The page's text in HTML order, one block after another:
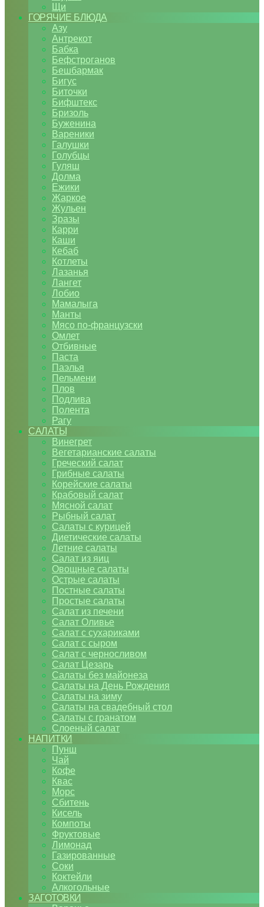
Щи
ГОРЯЧИЕ БЛЮДА
Азу
Антрекот
Бабка
Бефстроганов
Бешбармак
Бигус
Биточки
Бифштекс
Бризоль
Буженина
Вареники
Галушки
Голубцы
Гуляш
Долма
Ежики
Жаркое
Жульен
Зразы
Карри
Каши
Кебаб
Котлеты
Лазанья
Лангет
Лобио
Мамалыга
Манты
Мясо по-французски
Омлет
Отбивные
Паста
Паэлья
Пельмени
Плов
Подлива
Полента
Рагу
САЛАТЫ
Винегрет
Вегетарианские салаты
Греческий салат
Грибные салаты
Корейские салаты
Крабовый салат
Мясной салат
Рыбный салат
Салаты с курицей
Диетические салаты
Летние салаты
Салат из яиц
Овощные салаты
Острые салаты
Постные салаты
Простые салаты
Салат из печени
Салат Оливье
Салат с сухариками
Салат с сыром
Салат с черносливом
Салат Цезарь
Салаты без майонеза
Салаты на День Рождения
Салаты на зиму
Салаты на свадебный стол
Салаты с гранатом
Слоеный салат
НАПИТКИ
Пунш
Чай
Кофе
Квас
Морс
Сбитень
Кисель
Компоты
Фруктовые
Лимонад
Газированные
Соки
Коктейли
Алкогольные
ЗАГОТОВКИ